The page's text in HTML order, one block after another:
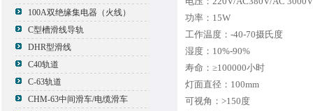
100A双绝缘集电器（火线）
C型槽滑线导轨
DHR型滑线
C40轨道
C-63轨道
CHM-63中间滑车/电缆滑车
功率：15W
工作温度：-40-70摄氏度
湿度：10%-90%
寿命：≥100000小时
灯面直径：100mm
可视角：>150度